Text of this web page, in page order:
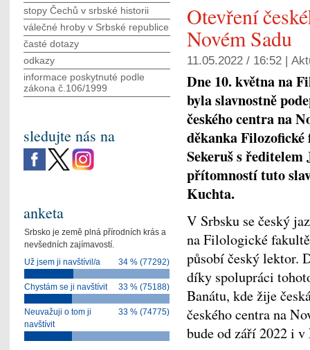
Otevření
Novém Sadu
11.05.2022 / 16:52 |
Dne 10. května na
byla slavnostně
českého centra na
děkanka
Sekeruš s
přítomností tuto
Kuchta.
V Srbsku se český
na Filologické
působí český lektor.
díky spolupráci
Banátu, kde žije
českého centra na
bude od září 2022 i
stopy Čechů v srbské historii
válečné hroby v Srbské republice
časté dotazy
odkazy
informace poskytnuté podle
zákona č.106/1999
sledujte nás na
anketa
Srbsko je země plná přírodních krás a
nevšedních zajímavostí.
34 % (77292)
Už jsem ji navštívil/a
33 % (75188)
Chystám se ji navštívit
33 % (74775)
Neuvažuji o tom ji
navštívit